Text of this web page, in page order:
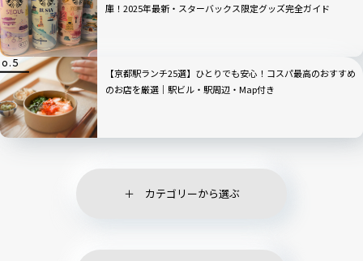
庫！2025年最新・スターバックス限定グッズ完全ガイド
【京都駅ランチ25選】ひとりでも安心！コスパ最高のおすすめ
のお店を厳選｜駅ビル・駅周辺・Map付き
カテゴリーから選ぶ